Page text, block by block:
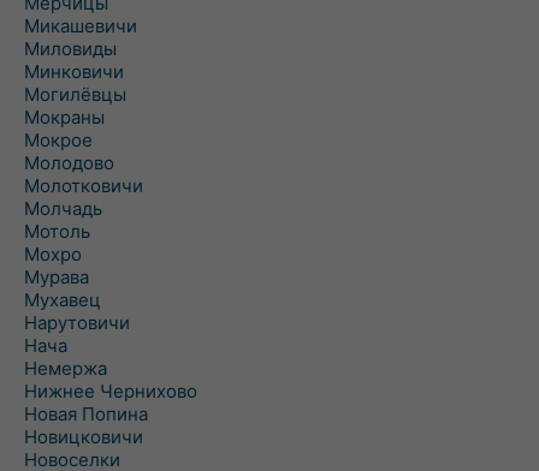
Микашевичи
Миловиды
Минковичи
Могилёвцы
Мокраны
Мокрое
Молодово
Молотковичи
Молчадь
Мотоль
Мохро
Мурава
Мухавец
Нарутовичи
Нача
Немержа
Нижнее Чернихово
Новая Попина
Новицковичи
Новоселки